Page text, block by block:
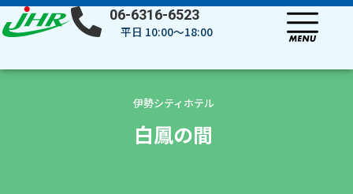
内
容
キ
06-6316-6523
平日 10:00～18:00
伊勢シティホテル
白鳳の間